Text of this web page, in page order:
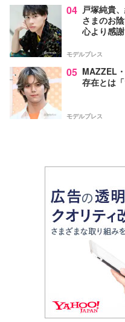
04 戸塚純貴
さまのお
心より感
モデルプレス
05 MAZZEL
存在とは
モデルプレス